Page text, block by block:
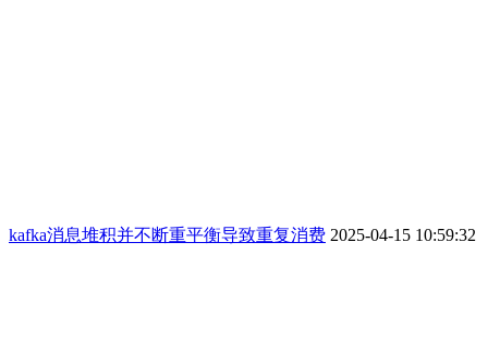
kafka消息堆积并不断重平衡导致重复消费 2025-04-15 10:59:32